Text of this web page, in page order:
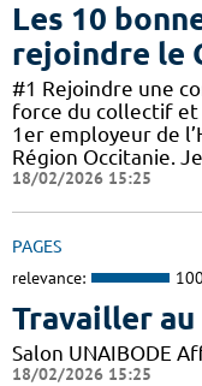
Les 10
rejoindre le
#1 Rejoindre une
force du collectif et
1er employeur de
Région Occitanie.
18/02/2026 15:25
PAGES
relevance:
Travailler au
Salon UNAIBODE
18/02/2026 15:25